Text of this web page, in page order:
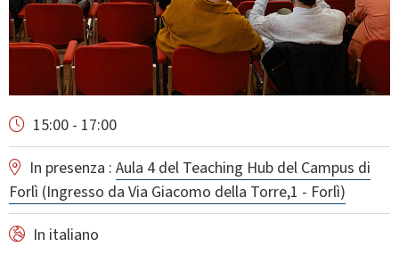
15:00 - 17:00
In presenza : Aula 4 del Teaching Hub del Campus di
Forlì (Ingresso da Via Giacomo della Torre,1 - Forlì)
In italiano